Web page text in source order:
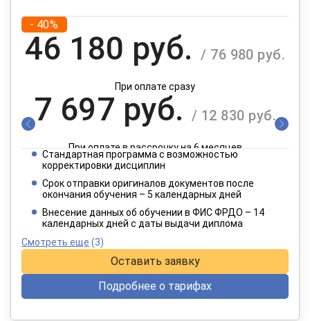
- 40%
46 180 руб. / 76 980 руб.
При оплате сразу
7 697 руб. / 12 830 руб.
При оплате в рассрочку на 6 месяцев
3 849 руб.
При оплате в рассрочку на 12 месяцев
Стандартная программа с возможностью
корректировки дисциплин
Срок отправки оригиналов документов после
окончания обучения – 5 календарных дней
Внесение данных об обучении в ФИС ФРДО – 14
календарных дней с даты выдачи диплома
Смотреть еще (3)
Оставить заявку
Подробнее о тарифах